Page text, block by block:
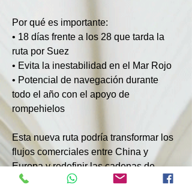
Por qué es importante:
• 18 días frente a los 28 que tarda la
ruta por Suez
• Evita la inestabilidad en el Mar Rojo
• Potencial de navegación durante
todo el año con el apoyo de
rompehielos
Esta nueva ruta podría transformar los
flujos comerciales entre China y
Europa y redefinir las cadenas de
suministro globales.